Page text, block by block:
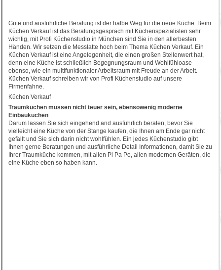
Gute und ausführliche Beratung ist der halbe Weg für die neue Küche. Beim
Küchen Verkauf ist das Beratungsgespräch mit Küchenspezialisten sehr
wichtig, mit Profi Küchenstudio in München sind Sie in den allerbesten
Händen. Wir setzen die Messlatte hoch beim Thema Küchen Verkauf. Ein
Küchen Verkauf ist eine Angelegenheit, die einen großen Stellenwert hat,
denn eine Küche ist schließlich Begegnungsraum und Wohlfühloase
ebenso, wie ein multifunktionaler Arbeitsraum mit Freude an der Arbeit.
Küchen Verkauf schreiben wir von Profi Küchenstudio auf unsere
Firmenfahne.
Küchen Verkauf
Traumküchen müssen nicht teuer sein, ebensowenig moderne
Einbauküchen
Darum lassen Sie sich eingehend and ausführlich beraten, bevor Sie
vielleicht eine Küche von der Stange kaufen, die Ihnen am Ende gar nicht
gefällt und Sie sich darin nicht wohlfühlen. Ein jedes Küchenstudio gibt
Ihnen gerne Beratungen und ausführliche Detail Informationen, damit Sie zu
Ihrer Traumküche kommen, mit allen Pi Pa Po, allen modernen Geräten, die
eine Küche eben so haben kann.